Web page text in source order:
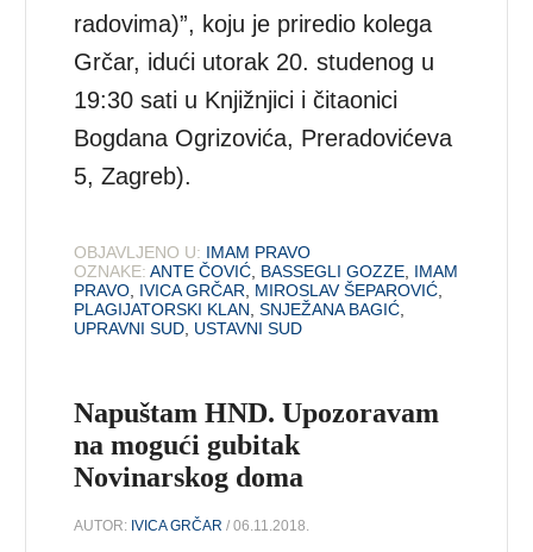
radovima)”, koju je priredio kolega
Grčar, idući utorak 20. studenog u
19:30 sati u Knjižnjici i čitaonici
Bogdana Ogrizovića, Preradovićeva
5, Zagreb).
OBJAVLJENO U: IMAM PRAVO
OZNAKE: ANTE ČOVIĆ BASSEGLI GOZZE IMAM
PRAVO IVICA GRČAR MIROSLAV ŠEPAROVIĆ
PLAGIJATORSKI KLAN ,SNJEŽANA BAGIĆ
UPRAVNI SUD USTAVNI SUD
Napuštam HND. Upozoravam
na mogući gubitak
Novinarskog doma
AUTOR: IVICA GRČAR / 06.11.2018.